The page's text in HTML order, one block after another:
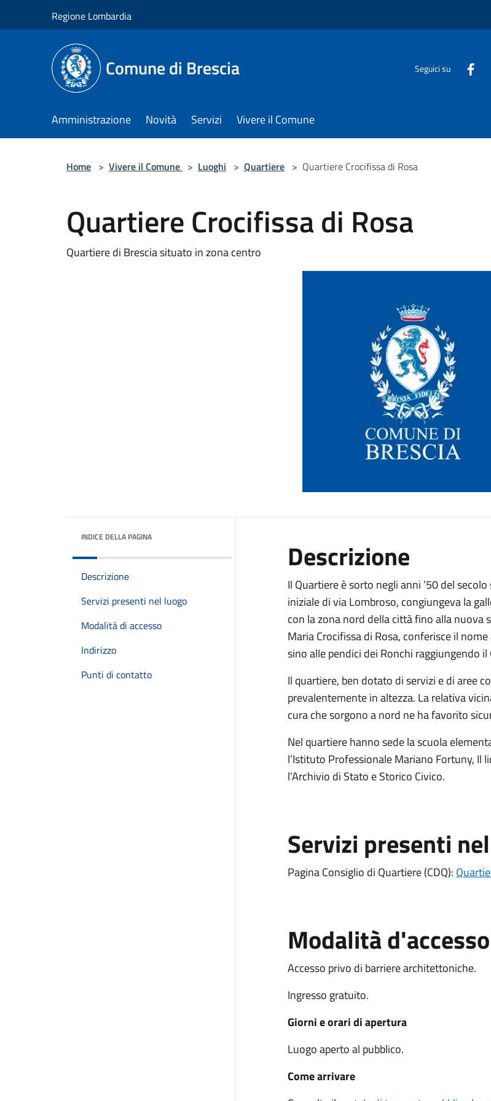
Regione Lombardia
Comune di Brescia Seguici su
Amministrazione Novità Servizi Vivere il Comune
Home > Vivere il Comune > Luoghi > Quartiere > Quartiere Crocifissa di Rosa
Quartiere Crocifissa di Rosa
Quartiere di Brescia situato in zona centro
INDICE DELLA PAGINA
Descrizione
Servizi presenti nel luogo
Modalità di accesso
Indirizzo
Punti di contatto
Descrizione
Il Quartiere è sorto negli anni ’50 del
iniziale di via Lombroso, congiungeva la
con la zona nord della città fino alla nuova
Maria Crocifissa di Rosa, conferisce il
sino alle pendici dei Ronchi raggiungendo il
Il quartiere, ben dotato di servizi e di aree
prevalentemente in altezza. La relativa
cura che sorgono a nord ne ha favorito
Nel quartiere hanno sede la scuola
l’Istituto Professionale Mariano Fortuny, Il
l’Archivio di Stato e Storico Civico.
Servizi presenti
Pagina Consiglio di Quartiere (CDQ):
Modalità d'accesso
Accesso privo di barriere architettoniche.
Ingresso gratuito.
Giorni e orari di apertura
Luogo aperto al pubblico.
Come arrivare